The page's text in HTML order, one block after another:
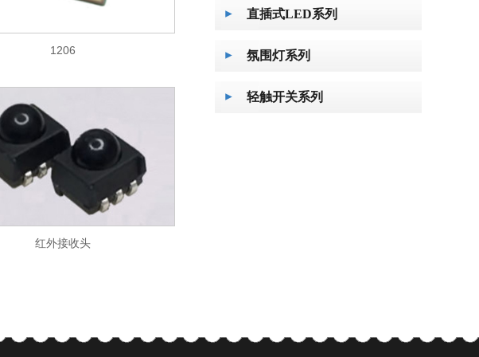
1206
红外接收头
直插式LED系列
氛围灯系列
轻触开关系列